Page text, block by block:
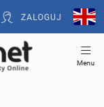
ZALOGUJ
Menu